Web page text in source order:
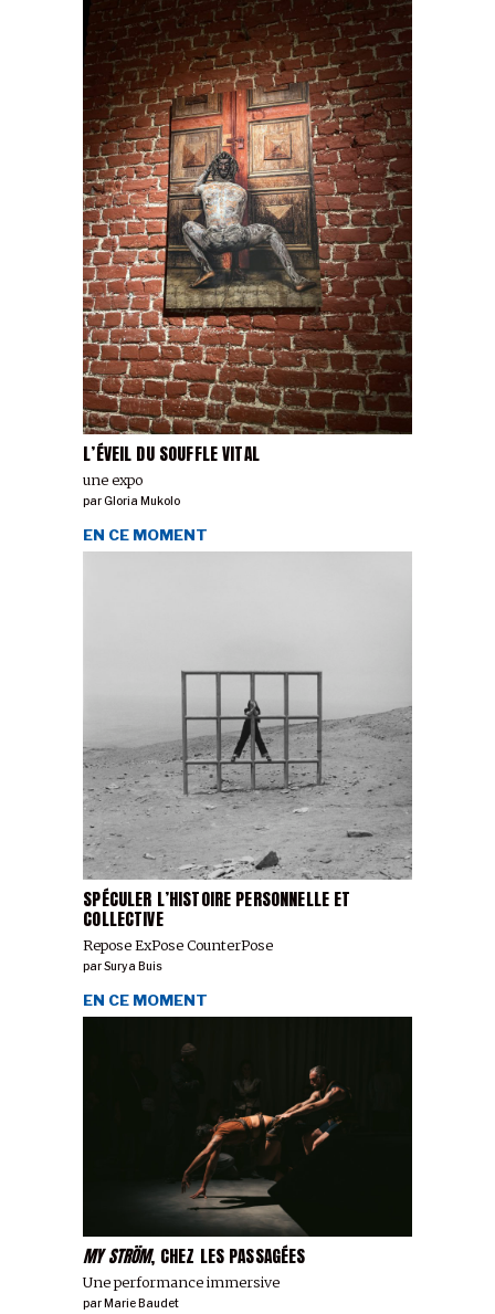
L’ÉVEIL DU SOUFFLE VITAL
une expo
parGloria Mukolo
SPÉCULER L’HISTOIRE PERSONNELLE ET
COLLECTIVE
Repose ExPose CounterPose
EN CE MOMENT
parSurya Buis
MY STRÖM, CHEZ LES PASSAGÉES
Une performance immersive
EN CE MOMENT
parMarie Baudet